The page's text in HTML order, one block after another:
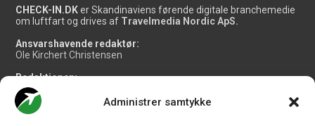
Administrer samtykke
CHECK-IN.DK er Skandinaviens førende digitale branchemedie
om luftfart og drives af Travelmedia Nordic ApS.
Ansvarshavende redaktør:
Ole Kirchert Christensen
Redaktionen:
Christian Granhøj Skouboe
Henrik Baumgarten
Danny Longhi Andreasen